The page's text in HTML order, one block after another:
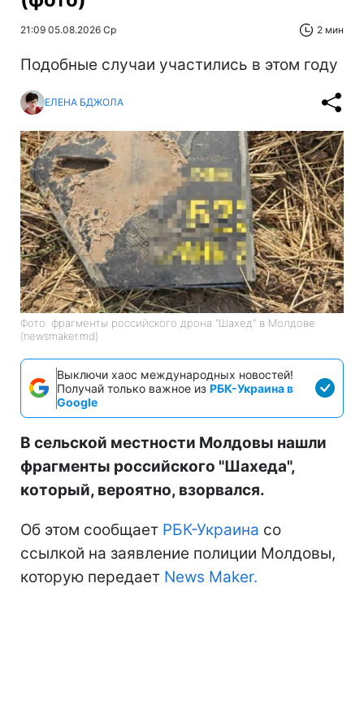
21:09 05.08.2026 Ср 2 мин
Подобные случаи участились в этом году
ЕЛЕНА БДЖОЛА
Фото: фрагменты российского дрона "Шахед" в Молдове
(newsmaker.md)
Выключи хаос международных новостей!
Получай только важное из РБК-Украина в
Google
В сельской местности Молдовы нашли
фрагменты российского "Шахеда",
который, вероятно, взорвался.
Об этом сообщает РБК-Украина со
ссылкой на заявление полиции Молдовы,
которую передает News Maker.